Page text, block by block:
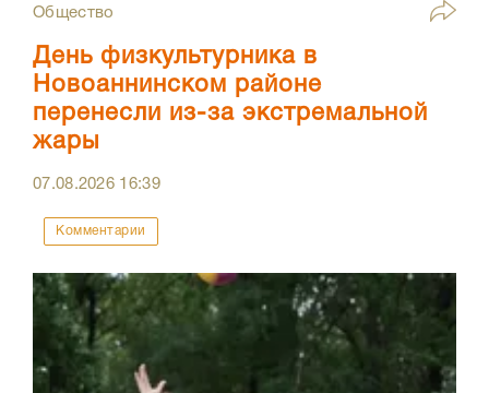
Общество
День физкультурника в
Новоаннинском районе
перенесли из-за экстремальной
жары
07.08.2026 16:39
Комментарии